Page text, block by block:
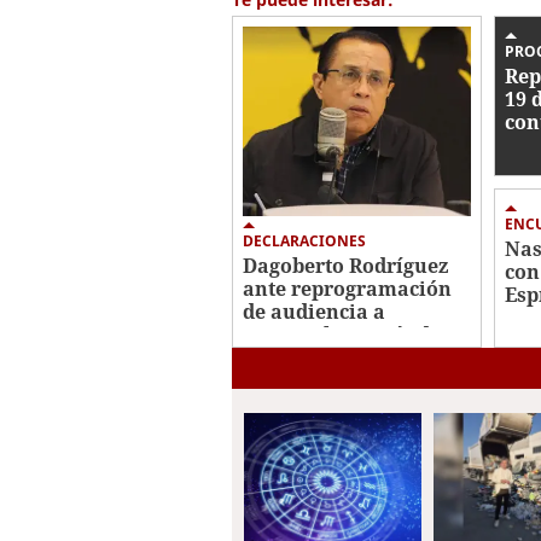
secondsVolume
0%
DECLARACIONES
Dagoberto Rodríguez
ante reprogramación
de audiencia a
Roosevelt Hernández:
19